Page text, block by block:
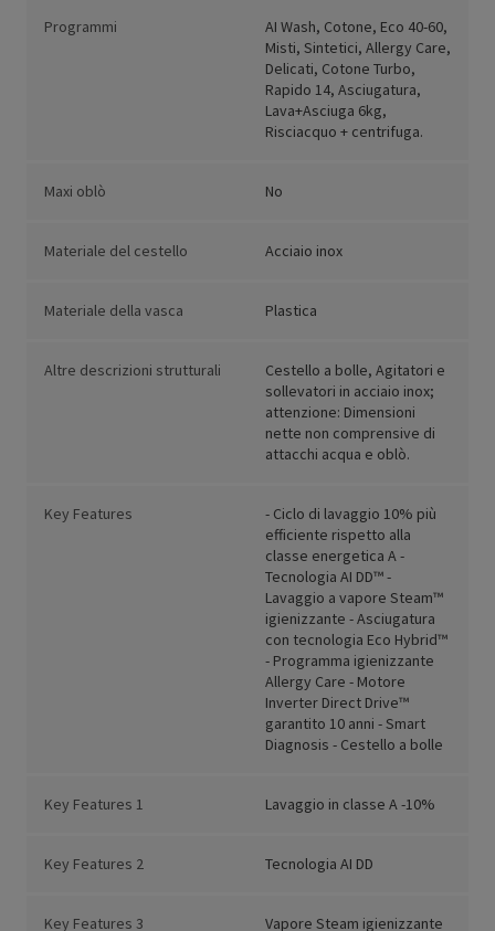
Programmi
AI Wash, Cotone, Eco 40-60,
Misti, Sintetici, Allergy Care,
Delicati, Cotone Turbo,
Rapido 14, Asciugatura,
Lava+Asciuga 6kg,
Risciacquo + centrifuga.
Maxi oblò No
Materiale del cestello Acciaio inox
Materiale della vasca Plastica
Altre descrizioni strutturali
Cestello a bolle, Agitatori e
sollevatori in acciaio inox;
attenzione: Dimensioni
nette non comprensive di
attacchi acqua e oblò.
Key Features
- Ciclo di lavaggio 10% più
efficiente rispetto alla
classe energetica A -
Tecnologia AI DD™ -
Lavaggio a vapore Steam™
igienizzante - Asciugatura
con tecnologia Eco Hybrid™
- Programma igienizzante
Allergy Care - Motore
Inverter Direct Drive™
garantito 10 anni - Smart
Diagnosis - Cestello a bolle
Key Features 1 Lavaggio in classe A -10%
Key Features 2 Tecnologia AI DD
Key Features 3 Vapore Steam igienizzante